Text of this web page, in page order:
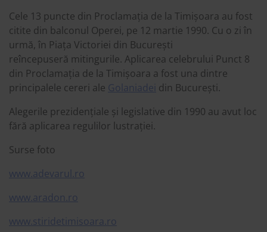
Cele 13 puncte din Proclamația de la Timișoara au fost
citite din balconul Operei, pe 12 martie 1990. Cu o zi în
urmă, în Piața Victoriei din București
reîncepuseră mitingurile. Aplicarea celebrului Punct 8
din Proclamația de la Timișoara a fost una dintre
principalele cereri ale Golaniadei din București.
Alegerile prezidențiale și legislative din 1990 au avut loc
fără aplicarea regulilor lustrației.
Surse foto
www.adevarul.ro
www.aradon.ro
www.stiridetimisoara.ro